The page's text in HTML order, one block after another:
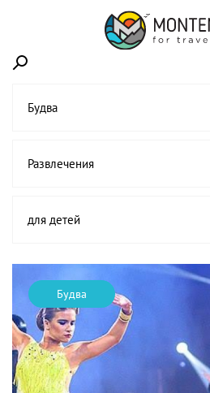
Будва
Развлечения
для детей
Будва